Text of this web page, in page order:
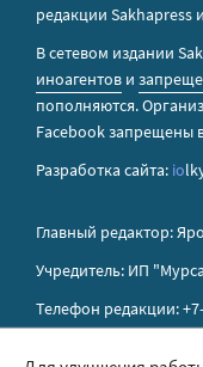
редакции Sakhapress
В сетевом издании
иноагентов и
пополняются.
Facebook запрещены
Разработка сайта: io
Главный редактор:
Учредитель: ИП
Телефон редакции: